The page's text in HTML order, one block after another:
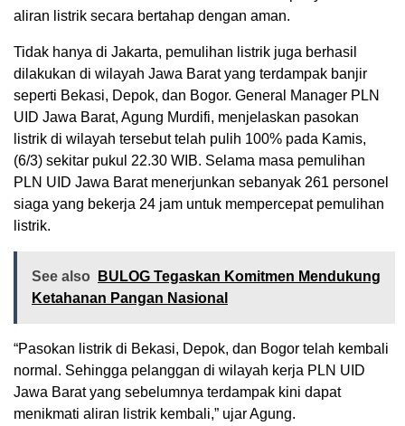
aliran listrik secara bertahap dengan aman.
Tidak hanya di Jakarta, pemulihan listrik juga berhasil
dilakukan di wilayah Jawa Barat yang terdampak banjir
seperti Bekasi, Depok, dan Bogor. General Manager PLN
UID Jawa Barat, Agung Murdifi, menjelaskan pasokan
listrik di wilayah tersebut telah pulih 100% pada Kamis,
(6/3) sekitar pukul 22.30 WIB. Selama masa pemulihan
PLN UID Jawa Barat menerjunkan sebanyak 261 personel
siaga yang bekerja 24 jam untuk mempercepat pemulihan
listrik.
See also
BULOG Tegaskan Komitmen Mendukung
Ketahanan Pangan Nasional
“Pasokan listrik di Bekasi, Depok, dan Bogor telah kembali
normal. Sehingga pelanggan di wilayah kerja PLN UID
Jawa Barat yang sebelumnya terdampak kini dapat
menikmati aliran listrik kembali,” ujar Agung.